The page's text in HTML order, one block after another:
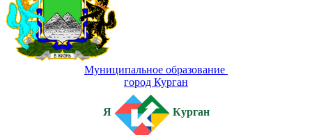
Муниципальное образование
город Курган
Я Курган